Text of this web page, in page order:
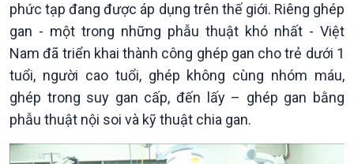
phức tạp đang được áp dụng trên thế giới. Riêng ghép
gan - một trong những phẫu thuật khó nhất - Việt
Nam đã triển khai thành công ghép gan cho trẻ dưới 1
tuổi, người cao tuổi, ghép không cùng nhóm máu,
ghép trong suy gan cấp, đến lấy – ghép gan bằng
phẫu thuật nội soi và kỹ thuật chia gan.